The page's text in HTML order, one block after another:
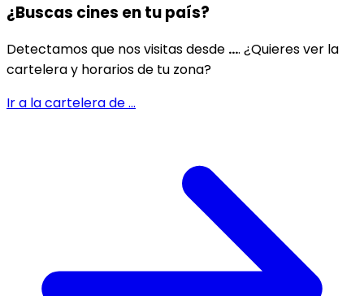
¿Buscas cines entu país?
Detectamos que nos visitas desde .... ¿Quieres ver la
cartelera y horarios de tu zona?
Ir a la cartelera de...